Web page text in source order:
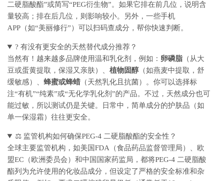
二硬脂酸酯”或简写“PEG衍生物”。如果它排在前几位，说明含
量较高；排在后几位，则影响较小。另外，一些手机
APP（如“美丽修行”）可以扫码查成分，帮你快速判断。
? 有没有更安全的天然替代成分推荐？
当然有！越来越多品牌使用温和乳化剂，例如： 卵磷脂 （从大
豆或蛋黄提取，保湿又亲肤）、 植物固醇（如燕麦中提取，舒
缓敏感）、 蜂蜜或蜂蜡（天然乳化且抗菌）。你可以选择标
注“有机”“纯素”或“无化学乳化剂”的产品。不过，天然成分也可
能过敏，所以测试仍是关键。日常中，简单成分的护肤品（如
单一保湿霜）往往更安全。
⚖️ 监管机构如何确保PEG-4 二硬脂酸酯的安全性？
全球主要监管机构，如美国FDA（食品药品监督管理局）、欧
盟EC（欧洲委员会）和中国国家药监局，都将PEG-4 二硬脂酸
酯列为允许使用的化妆品成分，但设定了严格的安全标准和杂